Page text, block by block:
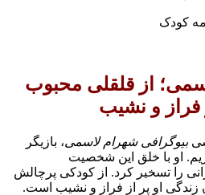
کودک
از قلقلی محبوب
فراز و نشیب
بیوگرافی شهرام لاسمی، بازیگر
او با خلق این شخصیت
را تسخیر کرد. از کودکی پرچالش
زندگی او پر از فراز و نشیب است.